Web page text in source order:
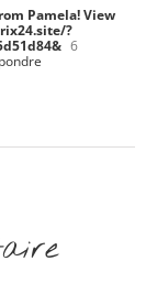
Pamela! View
?
6